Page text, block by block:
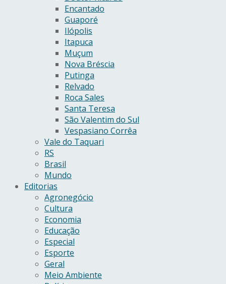
Encantado
Guaporé
Ilópolis
Itapuca
Muçum
Nova Bréscia
Putinga
Relvado
Roca Sales
Santa Teresa
São Valentim do Sul
Vespasiano Corrêa
Vale do Taquari
RS
Brasil
Mundo
Editorias
Agronegócio
Cultura
Economia
Educação
Especial
Esporte
Geral
Meio Ambiente